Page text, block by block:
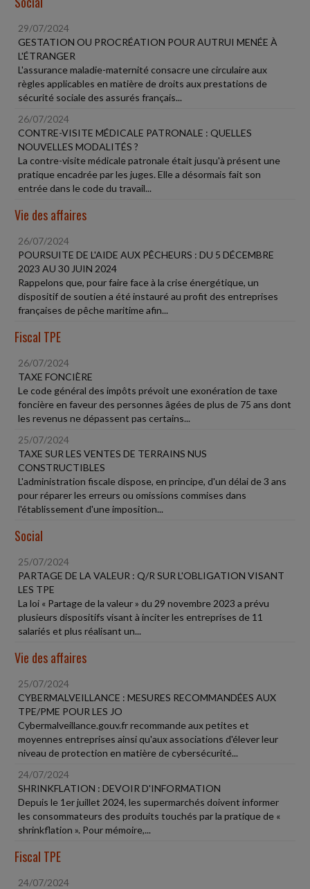
29/07/2024
GESTATION OU PROCRÉATION POUR AUTRUI MENÉE À
L'ÉTRANGER
L'assurance maladie-maternité consacre une circulaire aux
règles applicables en matière de droits aux prestations de
sécurité sociale des assurés français...
26/07/2024
CONTRE-VISITE MÉDICALE PATRONALE : QUELLES
NOUVELLES MODALITÉS ?
La contre-visite médicale patronale était jusqu'à présent une
pratique encadrée par les juges. Elle a désormais fait son
entrée dans le code du travail...
Vie des affaires
26/07/2024
POURSUITE DE L'AIDE AUX PÊCHEURS : DU 5 DÉCEMBRE
2023 AU 30 JUIN 2024
Rappelons que, pour faire face à la crise énergétique, un
dispositif de soutien a été instauré au profit des entreprises
françaises de pêche maritime afin...
Fiscal TPE
26/07/2024
TAXE FONCIÈRE
Le code général des impôts prévoit une exonération de taxe
foncière en faveur des personnes âgées de plus de 75 ans dont
les revenus ne dépassent pas certains...
25/07/2024
TAXE SUR LES VENTES DE TERRAINS NUS
CONSTRUCTIBLES
L'administration fiscale dispose, en principe, d'un délai de 3 ans
pour réparer les erreurs ou omissions commises dans
l'établissement d'une imposition...
Social
25/07/2024
PARTAGE DE LA VALEUR : Q/R SUR L'OBLIGATION VISANT
LES TPE
La loi « Partage de la valeur » du 29 novembre 2023 a prévu
plusieurs dispositifs visant à inciter les entreprises de 11
salariés et plus réalisant un...
Vie des affaires
25/07/2024
CYBERMALVEILLANCE : MESURES RECOMMANDÉES AUX
TPE/PME POUR LES JO
Cybermalveillance.gouv.fr recommande aux petites et
moyennes entreprises ainsi qu'aux associations d'élever leur
niveau de protection en matière de cybersécurité...
24/07/2024
SHRINKFLATION : DEVOIR D'INFORMATION
Depuis le 1er juillet 2024, les supermarchés doivent informer
les consommateurs des produits touchés par la pratique de «
shrinkflation ». Pour mémoire,...
Fiscal TPE
24/07/2024